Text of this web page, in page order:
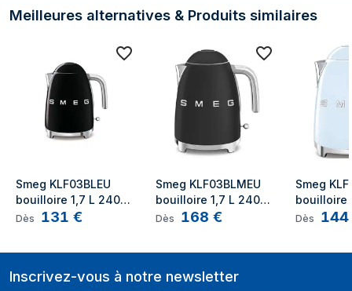
Thermostat
Oui
Oui
Type de
commande
Boutons, Foie
Nombre de
Indicateur de
niveau d'eau
cas de surchauffe
Fonction garder au
Oui
Meilleures alternatives & Produits similaires
Smeg KLF03BLEU
bouilloire 1,7 L 2400
W Noir
Dès 131 €
Smeg KLF03BLMEU
bouilloire 1,7 L 2400
W Noir, Chrome
Dès 168 €
Smeg
bouilloire
W Bleu
Dès 144
Inscrivez-vous à notre newsletter